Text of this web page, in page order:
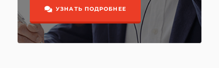
УЗНАТЬ ПОДРОБНЕЕ